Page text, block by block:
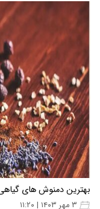
بهترین دمنوش های